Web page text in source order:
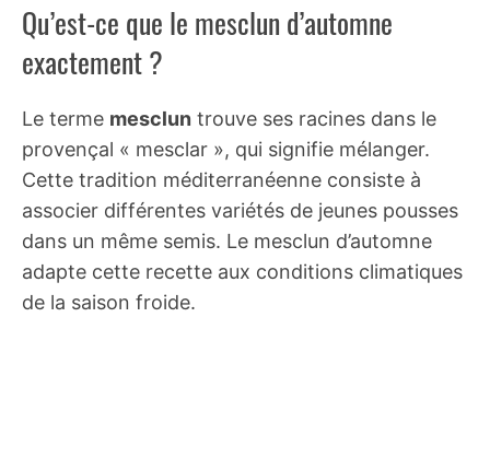
Qu’est-ce que le mesclun d’automne
exactement ?
Le terme mesclun trouve ses racines dans le
provençal « mesclar », qui signifie mélanger.
Cette tradition méditerranéenne consiste à
associer différentes variétés de jeunes pousses
dans un même semis. Le mesclun d’automne
adapte cette recette aux conditions climatiques
de la saison froide.